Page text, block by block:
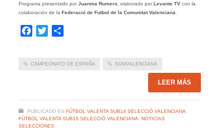
Programa presentado porJuanma Romero, elaborado porLevante TVcon la
colaboración de la Federació de Futbol de la Comunitat Valenciana
Facebook
Twitter
CAMPEONATO DE ESPAÑA SOMVALENCIANA
LEER MÁS
PUBLICADO EN FÚTBOL VALENTA SUB14 SELECCIÓ VALENCIANA
FÚTBOL VALENTA SUB16 SELECCIÓ VALENCIANA
NOTICIAS
SELECCIONES